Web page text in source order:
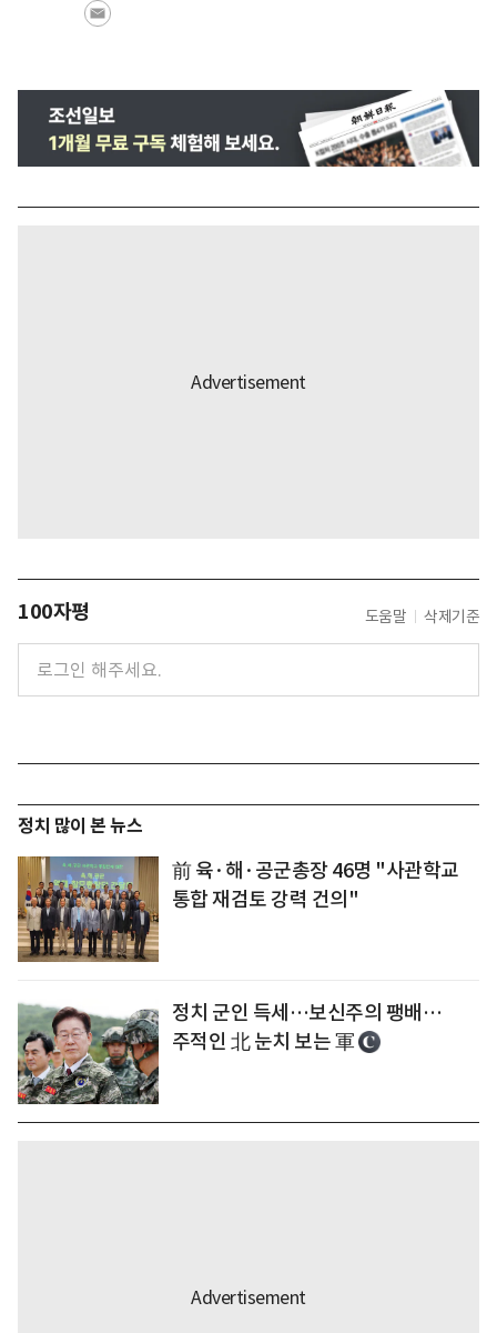
100자평 도움말 삭제기준
정치 많이 본 뉴스
前 육·해·공군총장 46명 "사관학교
통합 재검토 강력 건의"
정치 군인 득세…보신주의 팽배…
주적인 北 눈치 보는 軍